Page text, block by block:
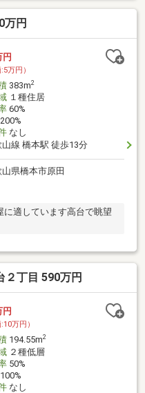
万円
円
万円）
383m2
１種住居
60%
なし
線 橋本駅 徒歩13分
県橋本市原田
に適しています高台で眺望
２丁目 590万円
円
万円）
194.55m2
２種低層
50%
なし